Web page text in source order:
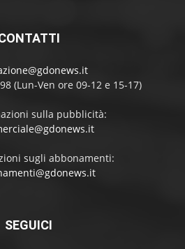
(Lun-Ven ore 09-12 e 15-17)
sulla pubblicità:
sugli abbonamenti:
SEGUICI